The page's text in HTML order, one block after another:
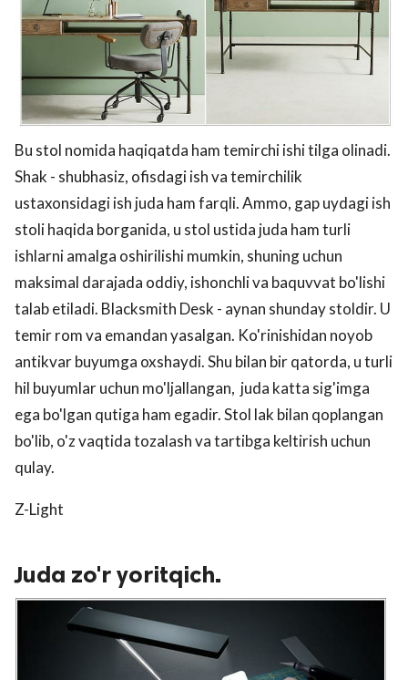
Bu stol nomida haqiqatda ham temirchi ishi tilga olinadi.
Shak - shubhasiz, ofisdagi ish va temirchilik
ustaxonsidagi ish juda ham farqli. Ammo, gap uydagi ish
stoli haqida borganida, u stol ustida juda ham turli
ishlarni amalga oshirilishi mumkin, shuning uchun
maksimal darajada oddiy, ishonchli va baquvvat bo'lishi
talab etiladi. Blacksmith Desk - aynan shunday stoldir. U
temir rom va emandan yasalgan. Ko'rinishidan noyob
antikvar buyumga oxshaydi. Shu bilan bir qatorda, u turli
hil buyumlar uchun mo'ljallangan, juda katta sig'imga
ega bo'lgan qutiga ham egadir. Stol lak bilan qoplangan
bo'lib, o'z vaqtida tozalash va tartibga keltirish uchun
qulay.
Z-Light
Juda zo'r yoritqich.